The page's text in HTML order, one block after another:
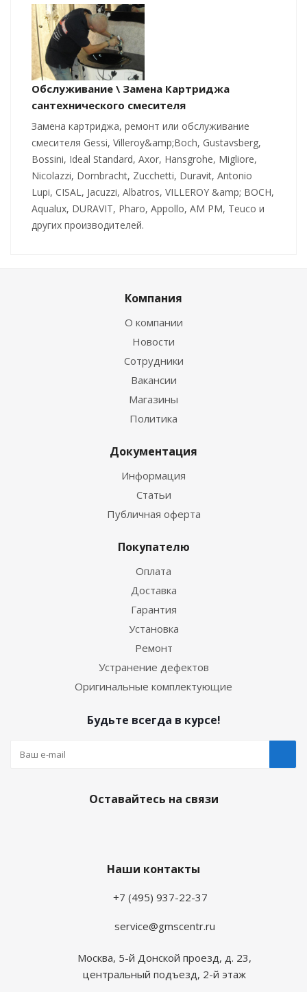
Обслуживание \ Замена Картриджа
сантехнического смесителя
Замена картриджа, ремонт или обслуживание
смесителя Gessi, Villeroy&amp;Boch, Gustavsberg,
Bossini, Ideal Standard, Axor, Hansgrohe, Migliore,
Nicolazzi, Dornbracht, Zucchetti, Duravit, Antonio
Lupi, CISAL, Jacuzzi, Albatros, VILLEROY &amp; BOCH,
Aqualux, DURAVIT, Pharo, Appollo, AM PM, Teuco и
других производителей.
Компания
О компании
Новости
Сотрудники
Вакансии
Магазины
Политика
Документация
Информация
Статьи
Публичная оферта
Покупателю
Оплата
Доставка
Гарантия
Установка
Ремонт
Устранение дефектов
Оригинальные комплектующие
Будьте всегда в курсе!
Оставайтесь на связи
Наши контакты
+7 (495) 937-22-37
service@gmscentr.ru
Москва, 5-й Донской проезд, д. 23,
центральный подъезд, 2-й этаж